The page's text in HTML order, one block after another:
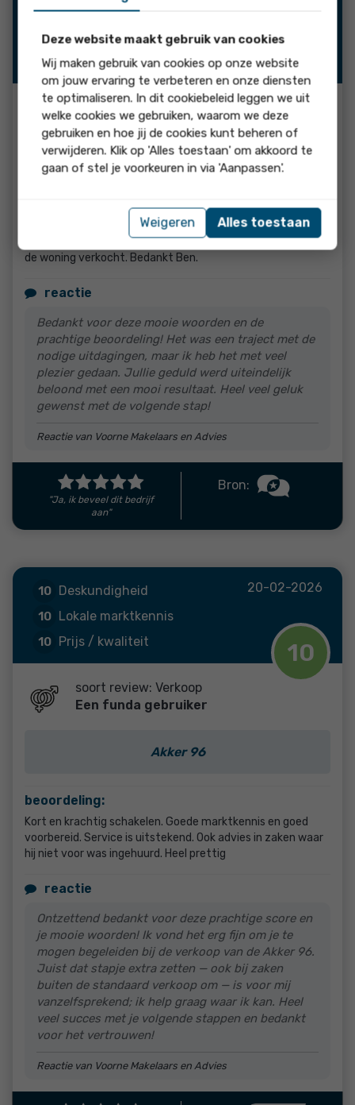
10
10 Deskundigheid
9 Begeleiding
9 Resultaat
Martha
De service was optimaal.
De makelaar heeft oneindig veel geduld. Ondanks alles toch
de woning verkocht. Bedankt Ben.
reactie
Bedankt voor deze mooie woorden en de
prachtige beoordeling! Het was een traject met de
nodige uitdagingen, maar ik heb het met veel
plezier gedaan. Jullie geduld werd uiteindelijk
beloond met een mooi resultaat. Heel veel geluk
gewenst met de volgende stap!
Reactie van Voorne Makelaars en Advies
"Ja, ik beveel dit bedrijf
aan"
Bron:
20-02-2026
10
10 Deskundigheid
10 Lokale marktkennis
10 Prijs / kwaliteit
10 Service en begeleiding
soort review: Verkoop
Een funda gebruiker
Akker 96
beoordeling:
Kort en krachtig schakelen. Goede marktkennis en goed
voorbereid. Service is uitstekend. Ook advies in zaken waar
hij niet voor was ingehuurd. Heel prettig
reactie
Ontzettend bedankt voor deze prachtige score en
je mooie woorden! Ik vond het erg fijn om je te
mogen begeleiden bij de verkoop van de Akker 96.
Juist dat stapje extra zetten — ook bij zaken
buiten de standaard verkoop om — is voor mij
vanzelfsprekend; ik help graag waar ik kan. Heel
veel succes met je volgende stappen en bedankt
voor het vertrouwen!
Reactie van Voorne Makelaars en Advies
Deze website maakt gebruik van cookies
Wij maken gebruik van cookies op onze website
om jouw ervaring te verbeteren en onze diensten
te optimaliseren. In dit cookiebeleid leggen we uit
welke cookies we gebruiken, waarom we deze
gebruiken en hoe jij de cookies kunt beheren of
verwijderen. Klik op 'Alles toestaan' om akkoord te
gaan of stel je voorkeuren in via 'Aanpassen'.
Weigeren Alles toestaan